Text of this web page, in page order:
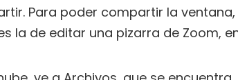
Para poder compartir la ventana,
la de editar una pizarra de Zoom,